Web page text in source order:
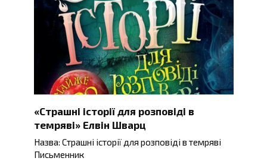
«Страшні історії для розповіді в
темряві» Елвін Шварц
Назва: Страшні історії для розповіді в темряві
Письменник